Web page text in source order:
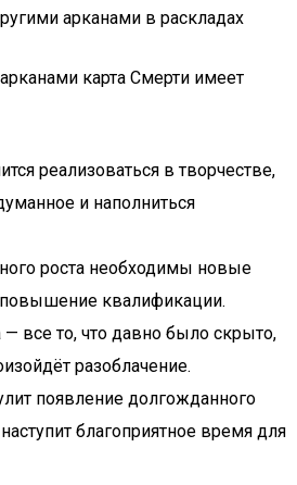
арканами в раскладах
карта Смерти имеет
реализоваться в творчестве,
и наполниться
роста необходимы новые
квалификации.
все то, что давно было скрыто,
разоблачение.
появление долгожданного
благоприятное время для